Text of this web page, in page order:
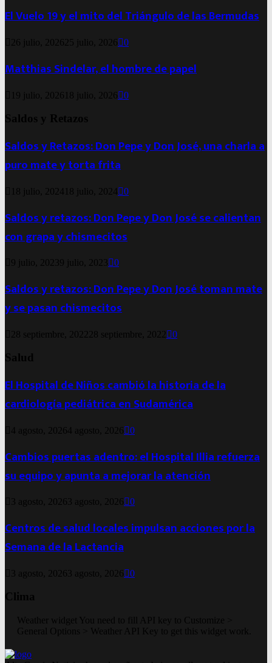
El Vuelo 19 y el mito del Triángulo de las Bermudas
26 julio, 2026 25 julio, 2026 0
Matthias Sindelar, el hombre de papel
19 julio, 2026 18 julio, 2026 0
Saldos y Retazos
Saldos y Retazos: Don Pepe y Don José, una charla a
puro mate y torta frita
18 julio, 2024 18 julio, 2024 0
Saldos y retazos: Don Pepe y Don José se calientan
con grapa y chismecitos
9 julio, 20239 julio, 2023 0
Saldos y retazos: Don Pepe y Don José toman mate
y se pasan chismecitos
28 septiembre, 2022 28 septiembre, 2022 0
Salud
El Hospital de Niños cambió la historia de la
cardiología pediátrica en Sudamérica
4 agosto, 20264 agosto, 2026 0
Cambios puertas adentro: el Hospital Illia refuerza
su equipo y apunta a mejorar la atención
3 agosto, 2026 3 agosto, 2026 0
Centros de salud locales impulsan acciones por la
Semana de la Lactancia
3 agosto, 2026 3 agosto, 2026 0
Clima
Weather widget You need to fill API key to Customize >
General Options > Weather API Key to get this widget work.